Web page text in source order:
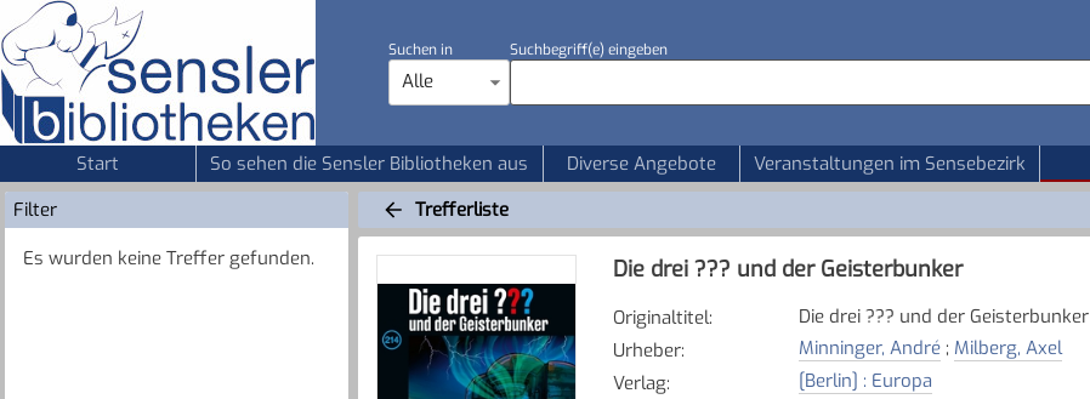
Suchen in
Alle
Suchbegriff(e) eingeben
Start So sehen die Sensler Bibliotheken aus Diverse Angebote Veranstaltungen im Sensebezirk
Filter
Es wurden keine Treffer gefunden.
Trefferliste
Die drei ??? und der Geisterbunker
Originaltitel:
Die drei ??? und der Geisterbunker
Urheber: Minninger, André; Milberg, Axel
Verlag:
[Berlin] : Europa